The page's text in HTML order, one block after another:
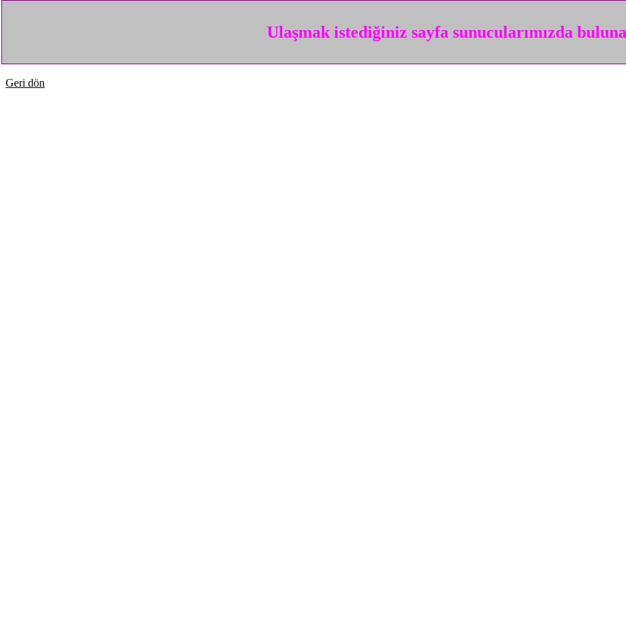
Ulaşmak istediğiniz sayfa sunucularımızda
Geri dön